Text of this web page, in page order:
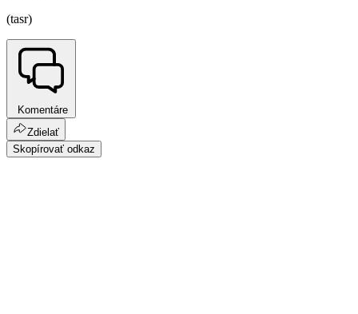
(tasr)
Komentáre
Zdielať
Skopírovať odkaz